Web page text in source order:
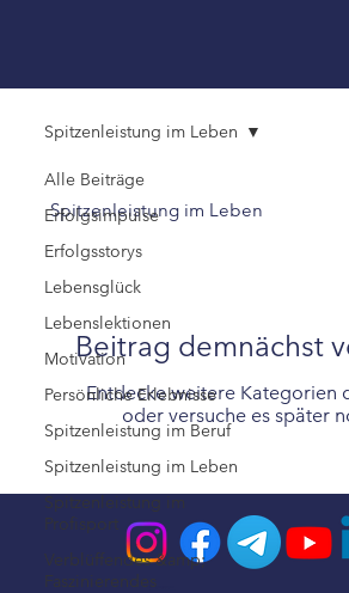
Alle Beiträge
Erfolgsimpulse
Erfolgsstorys
Lebensglück
Lebenslektionen
Motivation
Persönliche Erlebnisse
Spitzenleistung im Beruf
Spitzenleistung im Leben
Spitzenleistung im
Profisport
Verblüffendes &amp;
Faszinierendes
Spitzenleistung im Leben
Spitzenleistung im Leben
Beitrag demnächst
Entdecke weitere Kategorien
oder versuche es später
Impressum